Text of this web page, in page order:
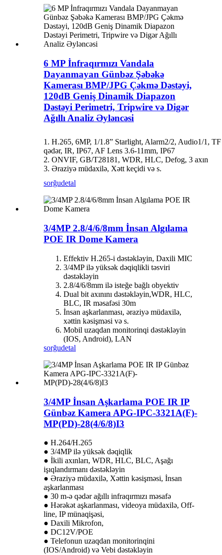
6 MP İnfraqırmızı Vandala
Dayanmayan Günbəz Şəbəkə
Kamerası BMP/JPG Çəkmə Dəstəyi,
120dB Geniş Dinamik Diapazon
Dəstəyi Perimetri, Tripwire və Digər
Ağıllı Analiz Əyləncəsi
1. H.265, 6MP, 1/1.8” Starlight, Alarm2/2, Audio1/1, TF
qədər, IR, IP67, AF Lens 3.6-11mm, IP67
2. ONVIF, GB/T28181, WDR, HLC, Defog, 3 axın
3. Əraziyə müdaxilə, Xətt keçidi və s.
sorğudetal
3/4MP 2.8/4/6/8mm İnsan Algılama
POE IR Dome Kamera
Effektiv H.265-i dəstəkləyin, Daxili MIC
3/4MP ilə yüksək dəqiqlikli təsviri
dəstəkləyin
2.8/4/6/8mm ilə isteğe bağlı obyektiv
Dual bit axınını dəstəkləyin,WDR, HLC,
BLC, IR məsafəsi 30m
İnsan aşkarlanması, əraziyə müdaxilə,
xəttin kəsişməsi və s.
Mobil uzaqdan monitorinqi dəstəkləyin
(IOS, Android), LAN
sorğudetal
3/4MP İnsan Aşkarlama POE IR IP
Günbəz Kamera APG-IPC-3321A(F)-
MP(PD)-28(4/6/8)I3
● H.264/H.265
● 3/4MP ilə yüksək dəqiqlik
● İkili axınları, WDR, HLC, BLC, Aşağı
işıqlandırmanı dəstəkləyin
● Əraziyə müdaxilə, Xəttin kəsişməsi, İnsan
aşkarlanması
● 30 m-ə qədər ağıllı infraqırmızı məsafə
● Hərəkət aşkarlanması, videoya müdaxilə, Off-
line, IP münaqişəsi,
● Daxili Mikrofon,
● DC12V/POE
● Telefonun uzaqdan monitorinqini
(IOS/Android) və Vebi dəstəkləyin